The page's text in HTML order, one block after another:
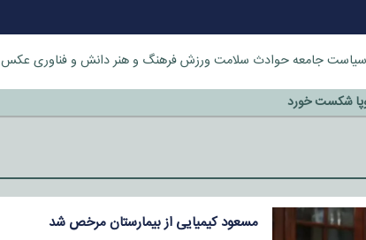
سیاستجامعهحوادث سلامت ورزشفرهنگ و هنردانش و فناوری عکس
شکست خورد
مسعود کیمیایی از بیمارستان مرخص شد